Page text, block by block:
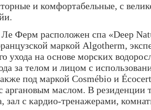
и комфортабельные, с
Ферм расположен спа «Deep
маркой Algotherm,
ухода на основе морских
за телом и лицом с
под маркой Cosmébio и
аргановым маслом. В резиденции
зал с кардио-тренажерами,